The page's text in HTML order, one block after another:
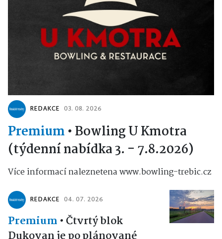
REDAKCE 03. 08. 2026
Premium • Bowling U Kmotra
(týdenní nabídka 3. - 7.8.2026)
Více informací naleznetena www.bowling-trebic.cz
REDAKCE 04. 07. 2026
Premium •Čtvrtý blok